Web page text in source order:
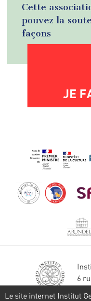
Cette
pouvez la
façons
JE
6
Le site internet Institut